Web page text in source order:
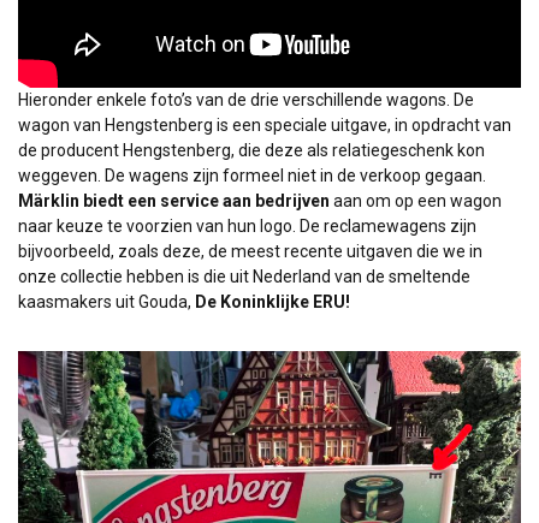
Hieronder enkele foto’s van de drie verschillende wagons. De
wagon van Hengstenberg is een speciale uitgave, in opdracht van
de producent Hengstenberg, die deze als relatiegeschenk kon
weggeven. De wagens zijn formeel niet in de verkoop gegaan.
Märklin biedt een service aan bedrijven aan om op een wagon
naar keuze te voorzien van hun logo. De reclamewagens zijn
bijvoorbeeld, zoals deze, de meest recente uitgaven die we in
onze collectie hebben is die uit Nederland van de smeltende
kaasmakers uit Gouda, De Koninklijke ERU!